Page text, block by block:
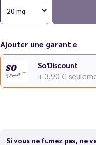
Ajouter une garantie
So'Discount
+ 3,90 €
Si vous ne fumez pas, ne